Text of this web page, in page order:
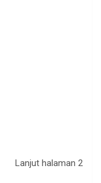
Lanjut halaman 2